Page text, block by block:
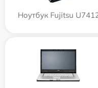
Ноутбук Fujitsu